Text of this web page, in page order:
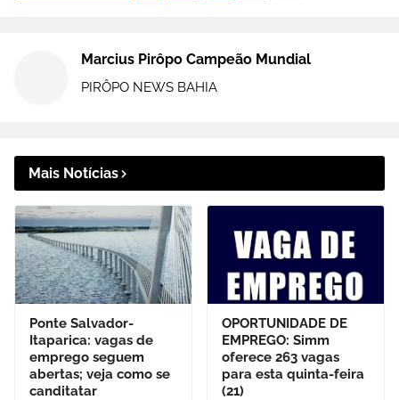
Marcius Pirôpo Campeão Mundial
PIRÔPO NEWS BAHIA
Mais Notícias
Ponte Salvador-
Itaparica: vagas de
emprego seguem
abertas; veja como se
canditatar
OPORTUNIDADE DE
EMPREGO: Simm
oferece 263 vagas
para esta quinta-feira
(21)